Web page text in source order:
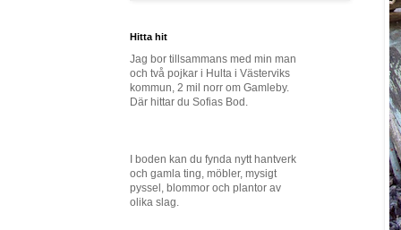
Hitta hit
Jag bor tillsammans med min man
och två pojkar i Hulta i Västerviks
kommun, 2 mil norr om Gamleby.
Där hittar du Sofias Bod.
I boden kan du fynda nytt hantverk
och gamla ting, möbler, mysigt
pyssel, blommor och plantor av
olika slag.